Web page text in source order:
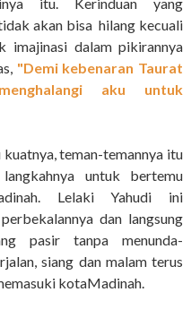
itu. Kerinduan yang
akan bisa hilang kecuali
imajinasi dalam pikirannya
"Demi kebenaran Taurat
aku untuk
teman-temannya itu
untuk bertemu
Lelaki Yahudi ini
dan langsung
pasir tanpa menunda-
siang dan malam terus
kotaMadinah.